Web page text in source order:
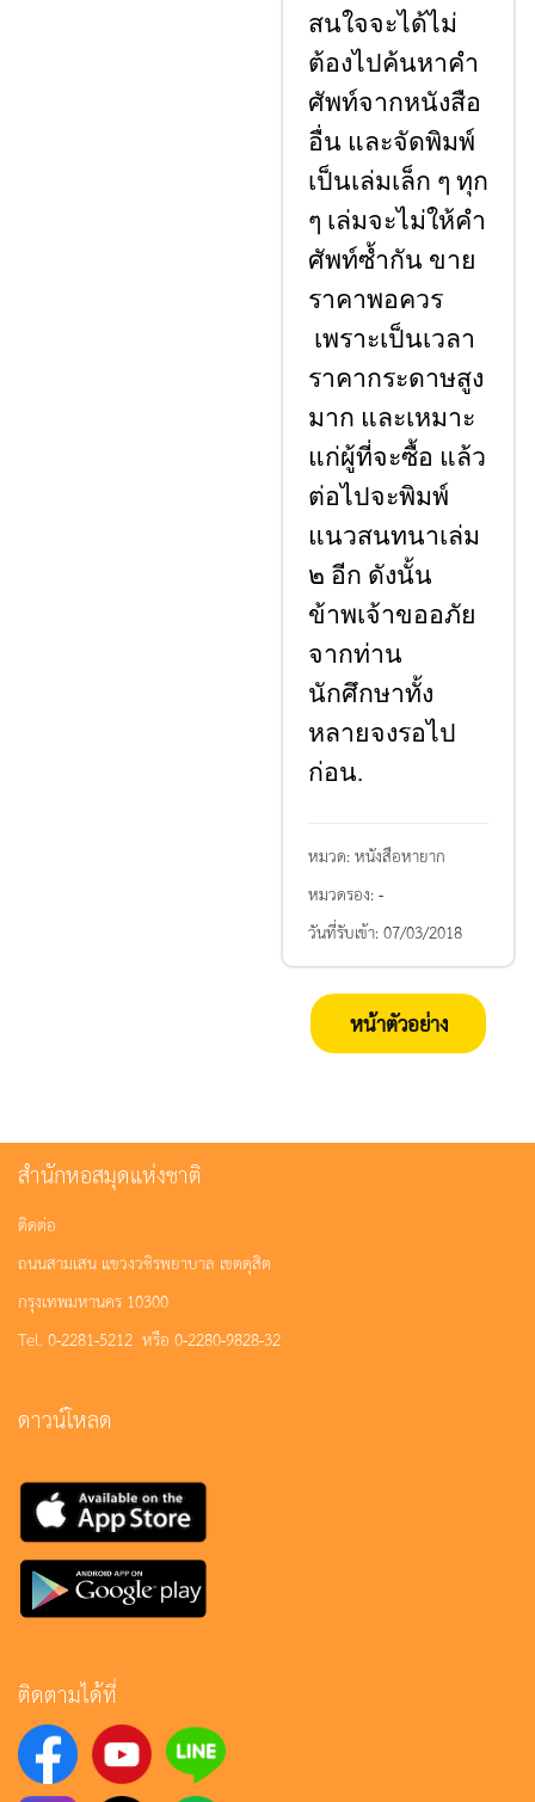
สนใจจะได้ไม่
ต้องไปค้นหาคํา
ศัพท์จากหนังสือ
อื่น และจัดพิมพ์
เป็นเล่มเล็ก ๆ ทุก
ๆ เล่มจะไม่ให้คํา
ศัพท์ซ้ำกัน ขาย
ราคาพอควร
เพราะเป็นเวลา
ราคากระดาษสูง
มาก และเหมาะ
แก่ผู้ที่จะซื้อ แล้ว
ต่อไปจะพิมพ์
แนวสนทนาเล่ม
๒ อีก ดังนั้น
ข้าพเจ้าขออภัย
จากท่าน
นักศึกษาทั้ง
หลายจงรอไป
ก่อน.
หมวด:หนังสือหายาก
หมวดรอง:-
วันที่รับเข้า:07/03/2018
หน้าตัวอย่าง
สำนักหอสมุดแห่งชาติ
ติดต่อ
ถนนสามเสน แขวงวชิรพยาบาล เขตดุสิต
กรุงเทพมหานคร 10300
Tel. 0-2281-5212 หรือ 0-2280-9828-32
ดาวน์โหลด
ติดตามได้ที่